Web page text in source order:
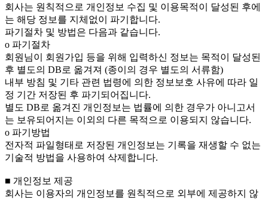
회사는 원칙적으로 개인정보 수집 및 이용목적이 달성된 후에
는 해당 정보를 지체없이 파기합니다.
파기절차 및 방법은 다음과 같습니다.
ο 파기절차
회원님이 회원가입 등을 위해 입력하신 정보는 목적이 달성된
후 별도의 DB로 옮겨져 (종이의 경우 별도의 서류함)
내부 방침 및 기타 관련 법령에 의한 정보보호 사유에 따라 일
정 기간 저장된 후 파기되어집니다.
별도 DB로 옮겨진 개인정보는 법률에 의한 경우가 아니고서
는 보유되어지는 이외의 다른 목적으로 이용되지 않습니다.
ο 파기방법
전자적 파일형태로 저장된 개인정보는 기록을 재생할 수 없는
기술적 방법을 사용하여 삭제합니다.
■ 개인정보 제공
회사는 이용자의 개인정보를 원칙적으로 외부에 제공하지 않